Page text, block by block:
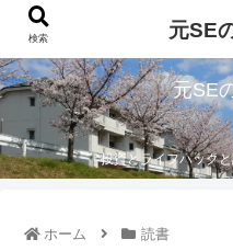
元SE
投資とライフハック
ホーム 読書
検索 元SE